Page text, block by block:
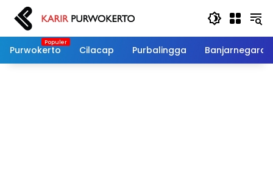
Langsung
konten
Purwokerto
Cilacap Purbalingga Banjarnegara